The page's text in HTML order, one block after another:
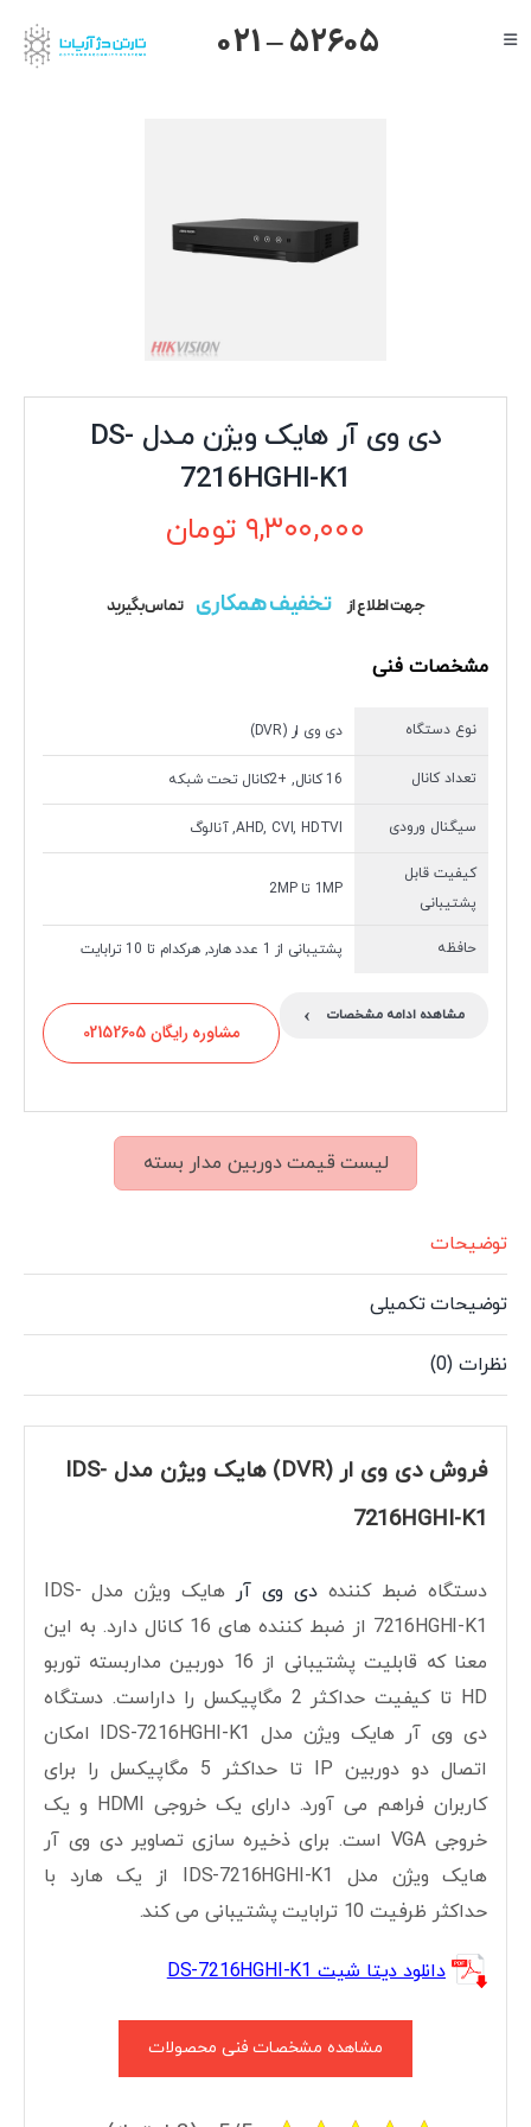
to
Toggle
021 – 52605
دی وی آر هایک ویژن مـدل DS-
7216HGHI-K1
۹,۳۰۰,۰۰۰ تومان
جهت اطلاع از تخفیف همکاری تماس بگیرید
مشخصات فنی
نوع دستگاه دی وی ار (DVR)
تعداد کانال 16 کانال, +2کانال تحت شبکه
سیگنال ورودی AHD, CVI, HDTVI, آنالوگ
کیفیت قابل
پشتیبانی
1MP تا 2MP
حافظه پشتیبانی از 1 عدد هارد, هرکدام تا 10 ترابایت
مشاهده ادامه مشخصات ›
مشاوره رایگان 02152605
لیست قیمت دوربین مدار بسته
توضیحات
توضیحات تکمیلی
نظرات (0)
فروش دی وی ار (DVR) هایک ویژن مدل IDS-
7216HGHI-K1
دستگاه ضبط کننده دی وی آر
هایک ویژن مدل IDS-
7216HGHI-K1 از ضبط کننده های 16 کانال دارد. به این
معنا که قابلیت پشتیبانی از 16 دوربین مداربسته توربو
HD تا کیفیت حداکثر 2 مگاپیکسل را داراست. دستگاه
دی وی آر هایک ویژن مدل IDS-7216HGHI-K1 امکان
اتصال دو دوربین IP تا حداکثر 5 مگاپیکسل را برای
کاربران فراهم می آورد. دارای یک خروجی HDMI و یک
خروجی VGA است. برای ذخیره سازی تصاویر دی وی آر
هایک ویژن مدل IDS-7216HGHI-K1 از یک هارد با
حداکثر ظرفیت 10 ترابایت پشتیبانی می کند.
دانلود دیتا شیت DS-7216HGHI-K1
مشاهده مشخصات فنی محصولات